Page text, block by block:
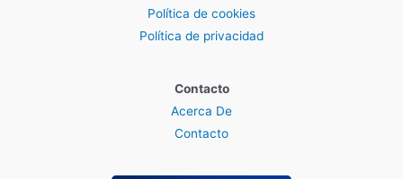
Política de cookies
Política de privacidad
Contacto
Acerca De
Contacto